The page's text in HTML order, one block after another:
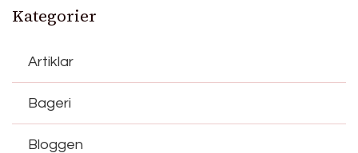
Kategorier
Artiklar
Bageri
Bloggen